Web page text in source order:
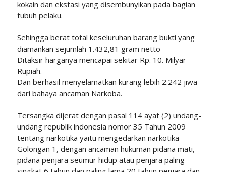
kokain dan ekstasi yang disembunyikan pada bagian
tubuh pelaku.
Sehingga berat total keseluruhan barang bukti yang
diamankan sejumlah 1.432,81 gram netto
Ditaksir harganya mencapai sekitar Rp. 10. Milyar
Rupiah.
Dan berhasil menyelamatkan kurang lebih 2.242 jiwa
dari bahaya ancaman Narkoba.
Tersangka dijerat dengan pasal 114 ayat (2) undang-
undang republik indonesia nomor 35 Tahun 2009
tentang narkotika yaitu mengedarkan narkotika
Golongan 1, dengan ancaman hukuman pidana mati,
pidana penjara seumur hidup atau penjara paling